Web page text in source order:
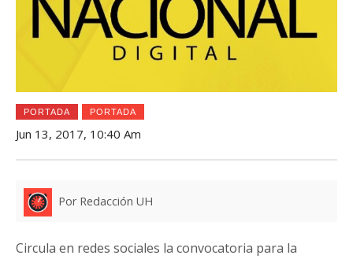
PORTADA PORTADA
Jun 13, 2017, 10:40 Am
Por Redacción UH
Circula en redes sociales la convocatoria para la